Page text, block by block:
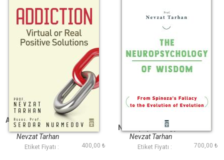
Addiction Bağımlılık
İngilizce
Nevzat Tarhan
Etiket Fiyatı : 400,00 ₺
Neuropsychology of
Wisdom Bilgelik
Psikolojisi İngilizce
Nevzat Tarhan
Etiket Fiyatı : 700,00 ₺